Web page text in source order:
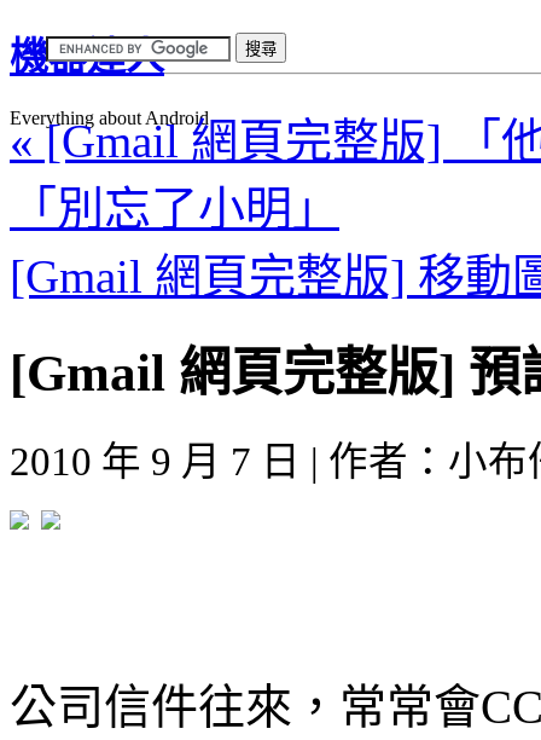
機器達人
Everything about Android
« [Gmail 網頁完整版] 「
「別忘了小明」
[Gmail 網頁完整版] 移動
[Gmail 網頁完整版]
2010 年 9 月 7 日 | 作者：小
公司信件往來，常常會